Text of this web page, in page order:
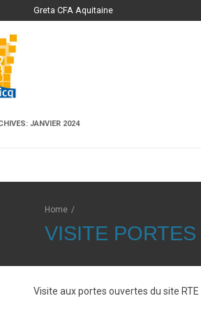
Greta CFA Aquitaine
JANVIER 2024
Home /
VISITE
Visite aux portes ouvertes du site